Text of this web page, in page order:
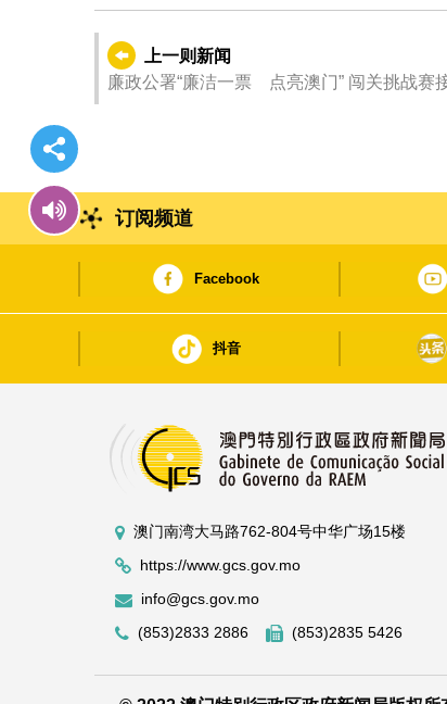
上一则新闻
廉政公署“廉洁一票 点亮澳门” 闯关挑战赛
订阅频道
Facebook
抖音
澳门南湾大马路762-804号中华广场15楼
https://www.gcs.gov.mo
info@gcs.gov.mo
(853)2833 2886
(853)2835 5426